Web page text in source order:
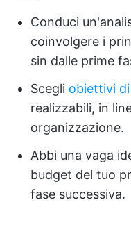
Conduci
coinvolgere i
sin dalle prime
Scegli obiettivi
realizzabili, in
organizzazione.
Abbi una vaga
budget del tuo
fase successiva.